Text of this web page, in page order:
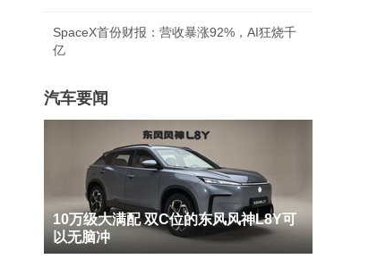
SpaceX首份财报：营收暴涨92%，AI狂烧千
亿
汽车要闻
10万级大满配 双C位的东风风神L8Y可
以无脑冲